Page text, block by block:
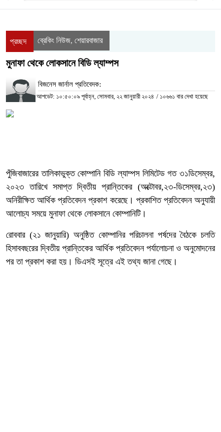
প্রচ্ছদ ব্রেকিং নিউজ, শেয়ারবাজার
মুনাফা থেকে লোকসানে বিডি ল্যাম্পস
বিজনেস জার্নাল প্রতিবেদক:
আপডেট: ১০:৫০:০৯ পূর্বাহ্ন, সোমবার, ২২ জানুয়ারী ২০২৪ / ১০৬৬১ বার দেখা হয়েছে
পুঁজিবাজারের তালিকাভুক্ত কোম্পানি বিডি ল্যাম্পস লিমিটেড গত ৩১ডিসেম্বর,
২০২৩ তারিখে সমাপ্ত দ্বিতীয় প্রান্তিকের (অক্টোবর,২৩-ডিসেম্বর,২৩)
অনিরীক্ষিত আর্থিক প্রতিবেদন প্রকাশ করেছে। প্রকাশিত প্রতিবেদন অনুযায়ী
আলোচ্য সময়ে মুনাফা থেকে লোকসানে কোম্পানিটি।
রোববার (২১ জানুয়ারি) অনুষ্ঠিত কোম্পানির পরিচালনা পর্ষদের বৈঠকে চলতি
হিসাববছরের দ্বিতীয় প্রান্তিকের আর্থিক প্রতিবেদন পর্যালোচনা ও অনুমোদনের
পর তা প্রকাশ করা হয়। ডিএসই সূত্রে এই তথ্য জানা গেছে।